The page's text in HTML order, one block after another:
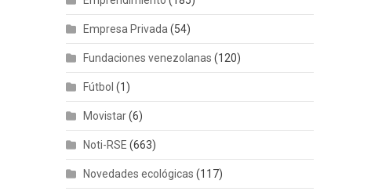
Empresa Privada (54)
Fundaciones venezolanas (120)
Fútbol (1)
Movistar(6)
Noti-RSE (663)
Novedades ecológicas (117)